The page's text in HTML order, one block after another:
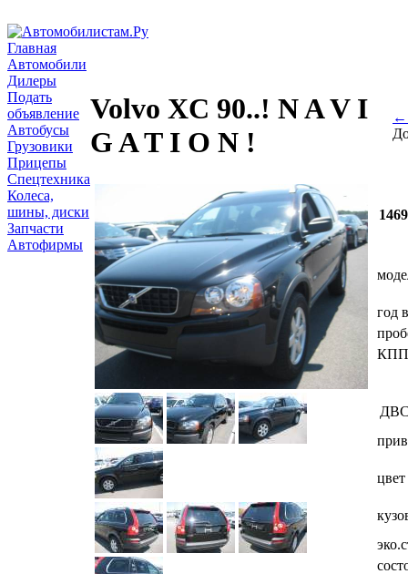
Главная
Автомобили
Дилеры
Подать
объявление
Автобусы
Грузовики
Прицепы
Спецтехника
Колеса,
шины, диски
Запчасти
Автофирмы
Volvo XC 90..! N A V I
G A T I O N !
←
год
КПП
цвет